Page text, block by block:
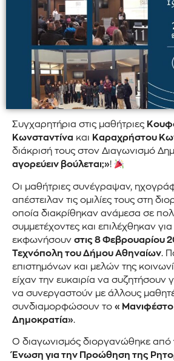
Συγχαρητήρια στις μαθήτριες
Κωνσταντίνα και Καραχρήστου
διάκρισή τους στον Διαγωνισμό
αγορεύειν βούλεται;»!
Οι μαθήτριες συνέγραψαν,
απέστειλαν τις ομιλίες τους στη
οποία διακρίθηκαν ανάμεσα σε
συμμετέχοντες και επιλέχθηκαν για
εκφωνήσουν στις 8 Φεβρουαρίου
Τεχνόπολη του Δήμου Αθηναίων.
επιστημόνων και μελών της
είχαν την ευκαιρία να συζητήσουν
να συνεργαστούν με άλλους
συνδιαμορφώσουν το «Μανιφέστο
Δημοκρατία».
Ο διαγωνισμός διοργανώθηκε από
Ένωση για την Προώθηση της